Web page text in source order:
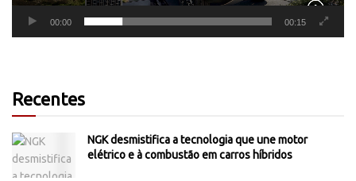
00:00 00:15
Recentes
NGK desmistifica a tecnologia que une motor
elétrico e à combustão em carros híbridos